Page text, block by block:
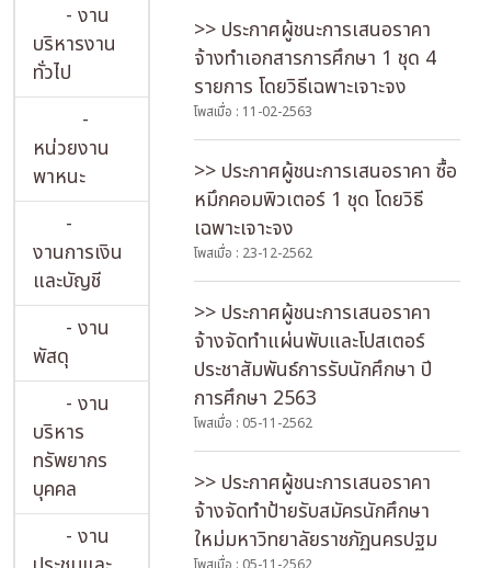
- งาน
บริหารงาน
ทั่วไป
-
หน่วยงาน
พาหนะ
-
งานการเงิน
และบัญชี
- งาน
พัสดุ
- งาน
บริหาร
ทรัพยากร
บุคคล
- งาน
>> ประกาศผู้ชนะการเสนอราคา
จ้างทำเอกสารการศึกษา 1 ชุด 4
รายการ โดยวิธีเฉพาะเจาะจง
โพสเมื่อ : 11-02-2563
>> ประกาศผู้ชนะการเสนอราคา ซื้อ
หมึกคอมพิวเตอร์ 1 ชุด โดยวิธี
เฉพาะเจาะจง
โพสเมื่อ : 23-12-2562
>> ประกาศผู้ชนะการเสนอราคา
จ้างจัดทำแผ่นพับและโปสเตอร์
ประชาสัมพันธ์การรับนักศึกษา ปี
การศึกษา 2563
โพสเมื่อ : 05-11-2562
>> ประกาศผู้ชนะการเสนอราคา
จ้างจัดทำป้ายรับสมัครนักศึกษา
ใหม่มหาวิทยาลัยราชภัฏนครปฐม